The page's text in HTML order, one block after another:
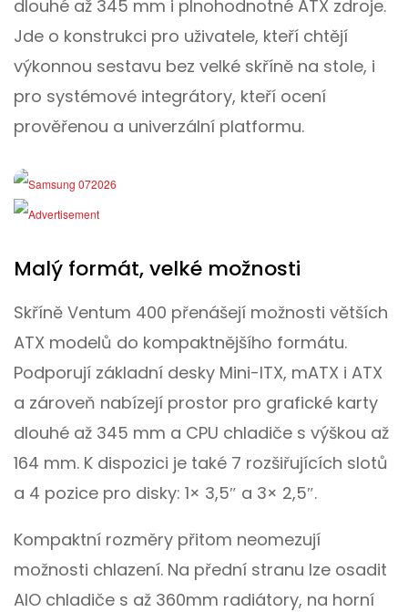
dlouhé až 345 mm i plnohodnotné ATX zdroje.
Jde o konstrukci pro uživatele, kteří chtějí
výkonnou sestavu bez velké skříně na stole, i
pro systémové integrátory, kteří ocení
prověřenou a univerzální platformu.
Malý formát, velké možnosti
Skříně Ventum 400 přenášejí možnosti větších
ATX modelů do kompaktnějšího formátu.
Podporují základní desky Mini-ITX, mATX i ATX
a zároveň nabízejí prostor pro grafické karty
dlouhé až 345 mm a CPU chladiče s výškou až
164 mm. K dispozici je také 7 rozšiřujících slotů
a 4 pozice pro disky: 1× 3,5″ a 3× 2,5″.
Kompaktní rozměry přitom neomezují
možnosti chlazení. Na přední stranu lze osadit
AIO chladiče s až 360mm radiátory, na horní